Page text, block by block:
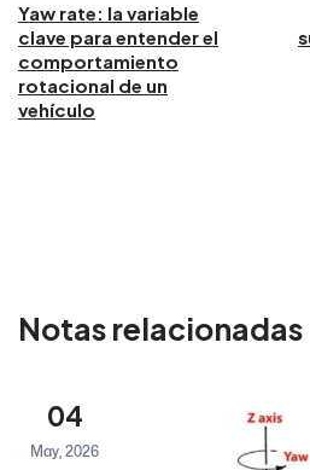
Yaw rate: la variable
clave para entender el
comportamiento
rotacional de un
vehículo
Notas relacionadas
04
May, 2026